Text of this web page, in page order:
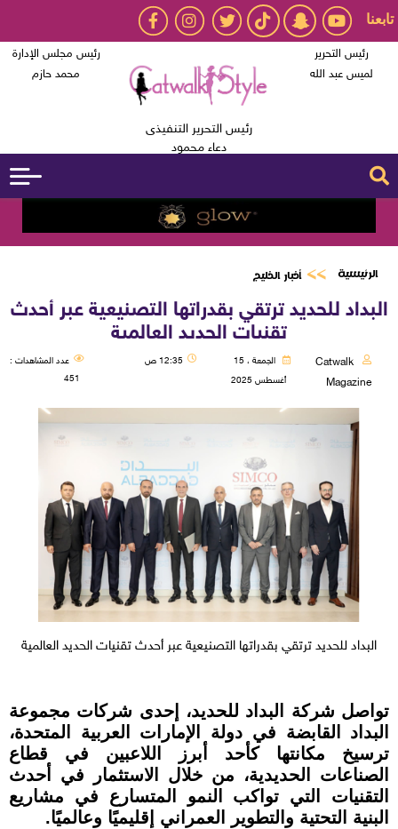
تابعنا
رئيس التحرير
لميس عبد الله
رئيس التحرير التنفيذى
دعاء محمود
رئيس مجلس الإدارة
محمد حازم
الرئيسية أخبار الخليج
البداد للحديد ترتقي بقدراتها التصنيعية عبر أحدث
تقنيات الحديد العالمية
Catwalk
Magazine
الجمعة ، 15
أغسطس 2025
12:35 ص
عدد المشاهدات :
451
البداد للحديد ترتقي بقدراتها التصنيعية عبر أحدث تقنيات الحديد العالمية
تواصل شركة البداد للحديد، إحدى شركات مجموعة
البداد القابضة في دولة الإمارات العربية المتحدة،
ترسيخ مكانتها كأحد أبرز اللاعبين في قطاع
الصناعات الحديدية، من خلال الاستثمار في أحدث
التقنيات التي تواكب النمو المتسارع في مشاريع
البنية التحتية والتطوير العمراني إقليميًا وعالميًا.